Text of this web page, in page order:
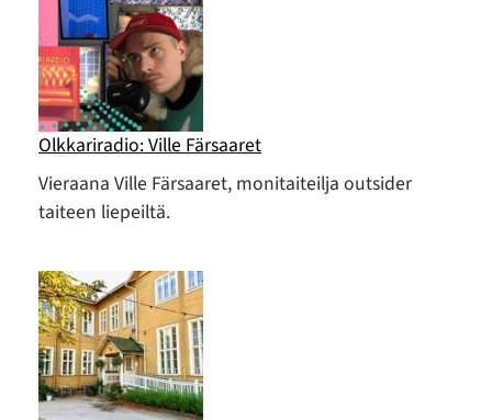
Olkkariradio: Ville Färsaaret
Vieraana Ville Färsaaret, monitaiteilja outsider
taiteen liepeiltä.